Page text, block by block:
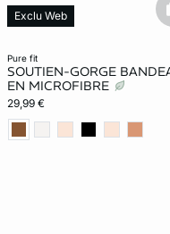
pure fit
SOUTIEN-GORGE
EN MICROFIBRE
29,99 €
Exclu Web